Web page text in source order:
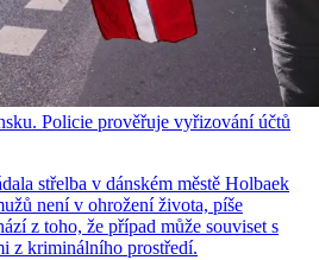
Policie prověřuje vyřizování účtů
střelba v dánském městě Holbaek
není v ohrožení života, píše
z toho, že případ může souviset s
z kriminálního prostředí.